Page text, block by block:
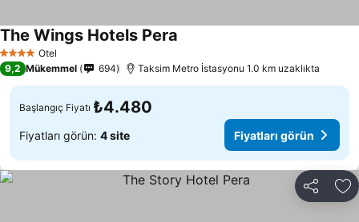
4 Yıldız Otel
The Wings Hotels Pera
9,2 Mükemmel 694 Taksim Metro İstasyonu 1.0 km uzaklıkta
Başlangıç Fiyatı ₺4.480
Fiyatları görün: 4 site Fiyatları görün
Paylaş